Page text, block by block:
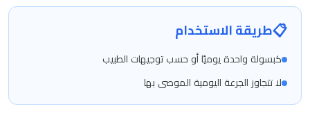
📋طريقة الاستخدام
كبسولة واحدة يوميًا أو حسب توجيهات الطبيب
لا تتجاوز الجرعة اليومية الموصى بها